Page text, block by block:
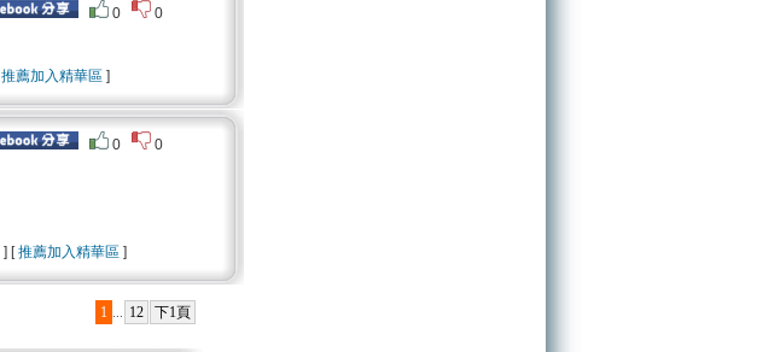
0
0
推薦加入精華區 ]
0 0
] [推薦加入精華區 ]
1 12 下1頁